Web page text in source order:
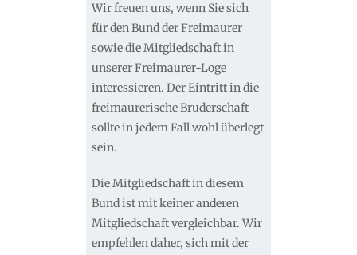
Wir freuen uns, wenn Sie sich
für den Bund der Freimaurer
sowie die Mitgliedschaft in
unserer Freimaurer-Loge
interessieren. Der Eintritt in die
freimaurerische Bruderschaft
sollte in jedem Fall wohl überlegt
sein.
Die Mitgliedschaft in diesem
Bund ist mit keiner anderen
Mitgliedschaft vergleichbar. Wir
empfehlen daher, sich mit der